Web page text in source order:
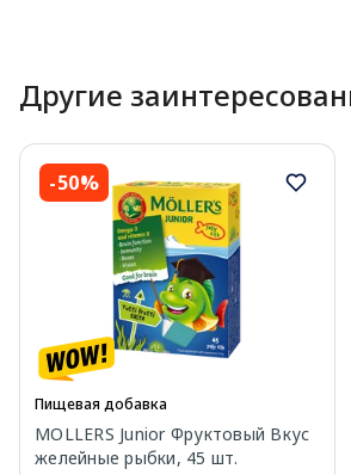
Другие
-50%
Пищевая добавка
MOLLERS Junior Фруктовый Вкус
желейные рыбки, 45 шт.